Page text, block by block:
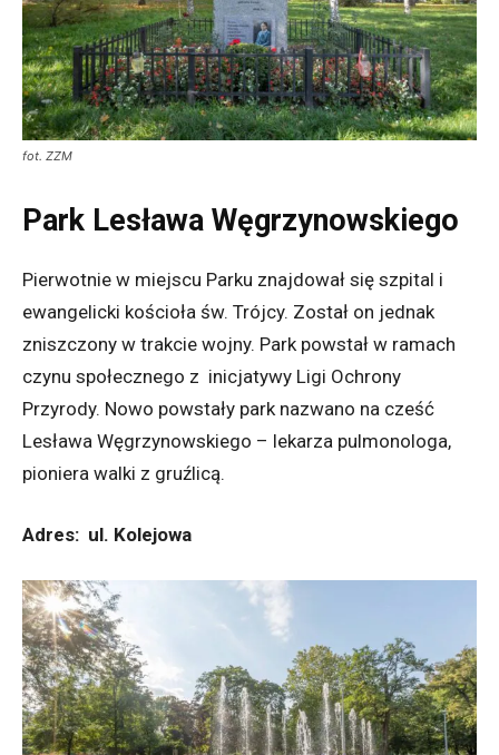
fot. ZZM
Park Lesława Węgrzynowskiego
Pierwotnie w miejscu Parku znajdował się szpital i
ewangelicki kościoła św. Trójcy. Został on jednak
zniszczony w trakcie wojny. Park powstał w ramach
czynu społecznego z inicjatywy Ligi Ochrony
Przyrody. Nowo powstały park nazwano na cześć
Lesława Węgrzynowskiego – lekarza pulmonologa,
pioniera walki z gruźlicą.
Adres: ul. Kolejowa